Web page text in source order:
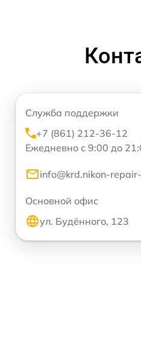
Служба поддержки
+7 (861) 212-36-12
Ежедневно с 9:00 до
info@krd.nikon-
Основной офис
ул. Будённого, 123